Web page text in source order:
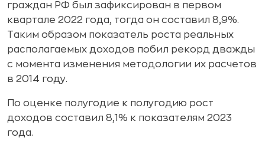
граждан РФ был зафиксирован в первом
квартале 2022 года, тогда он составил 8,9%.
Таким образом показатель роста реальных
располагаемых доходов побил рекорд дважды
с момента изменения методологии их расчетов
в 2014 году.
По оценке полугодие к полугодию рост
доходов составил 8,1% к показателям 2023
года.